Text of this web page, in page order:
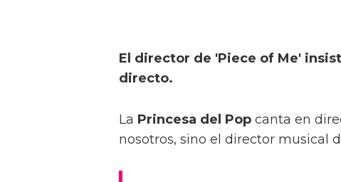
El director de 'Piece of Me'
directo.
La Princesa del Pop canta en
nosotros, sino el director musical